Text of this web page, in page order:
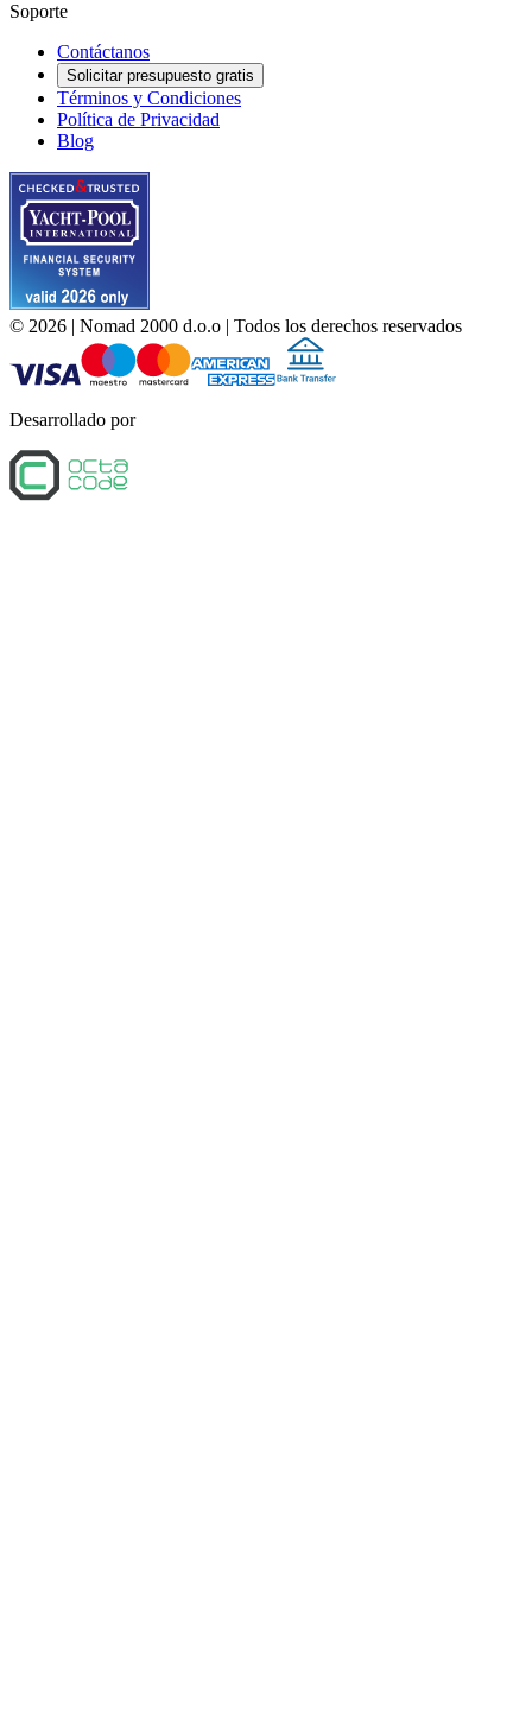
Soporte
Contáctanos
Solicitar presupuesto gratis
Términos y Condiciones
Política de Privacidad
Blog
© 2026 | Nomad 2000 d.o.o | Todos los derechos reservados
Desarrollado por